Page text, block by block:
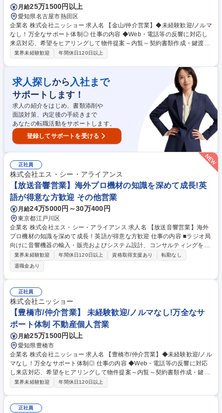
月給25万1500円以上
愛知県名古屋市熱田区
企業名 株式会社ニッショー 求人名 【金山/仲介営業】◆未経験歓迎/ノルマ
なし！万全なサポート体制◎ 仕事の内容 ◆Web・電話等の反響に対応し
来店対応、希望をヒアリングして物件提案～内覧～契約書類作成・鍵渡し
まで担当。管理業務は管理部門が担当。 専門知識は入社後に身につくため
店予約→希望条件だけでなく会話から生活像を掘り下げ提案。 内覧では周
辺環境等の情報も案内。入居決定後は契約書類を作成し鍵をお渡し。空き
時間はWeb掲載物件の更新。 入社後1～2カ月は支店長・先輩が研修。
（業務内容の変更の範囲）当社業務全般 募集職種 【金山/仲介営業】◆未
経験歓迎/ノルマなし！万全なサポート体制◎
業界未経験歓迎 年間休日120日以上
求人探しから 入社まで
サポートします！
求人の紹介をはじめ、書類添削や
面談対策、内定後の手続きまで
あなたの転職活動をサポートします。
登録してサポートを受ける
正社員
株式会社エス・シー・アライアンス
【放送音響営業】海外プロ機材の知識を深めて成長!英
語が得意な方歓迎 その他営業
月給24万5000円～30万400円
東京都江戸川区
企業名 株式会社エス・シー・アライアンス 求人名 【放送音響営業】海外
プロ機材の知識を深めて成長！英語が得意な方歓迎 仕事の内容 ■ラジオ局
向けに音響機器の輸入・販売およびシステム設計、コンサルティングを行
っていただきます。ノルマはなく、既にお取引がある企業への提案になる
ため、長期的に関係性を構築したい方にピッタリです。 【営業スタイル】
■数字を追うことよりも、顧客の課題解決を最優先にできる環境です。
【具体的な業務内容】■海外製の先端放送システムを日本のラジオ局のニ
ーズに合わせてカスタマイズして提供します。■技術的な仕様決めは専任
の社内エンジニアが担当するため、提案や顧客フォローに専念できる環境
です。■海外メーカーとのやりとりや最新機器視察などのため、年に1回程
度の海外出張が発生します。 募集職種 【放送音響営業】海外プロ機材の
知識を深めて成長！英語が得意な方歓迎
業界未経験歓迎 年間休日120日以上 資格取得支援あり
転勤なし
退職金あり
正社員
株式会社ニッショー
【豊橋市/仲介営業】 未経験歓迎/ノルマなし!万全なサ
ポート体制 不動産個人営業
月給25万1500円以上
愛知県豊橋市
企業名 株式会社ニッショー 求人名 【豊橋市/仲介営業】◆未経験歓迎/ノル
マなし！万全なサポート体制◎ 仕事の内容 ◆Web・電話等の反響に対応
し来店対応、希望をヒアリングして物件提案～内覧～契約書類作成・鍵渡
しまで担当。管理業務は管理部門が担当。 専門知識は入社後に身につくた
周辺環境等の情報も案内。入居決定後は契約書類を作成し鍵をお渡し。空
業界未経験歓迎 年間休日120日以上
正社員